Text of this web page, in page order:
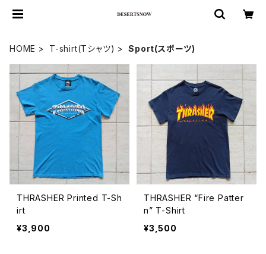
HOME T-shirt(Tシャツ) Sport(スポーツ)
THRASHER Printed T-Sh
irt
¥3,900
THRASHER “Fire Patter
n” T-Shirt
¥3,500